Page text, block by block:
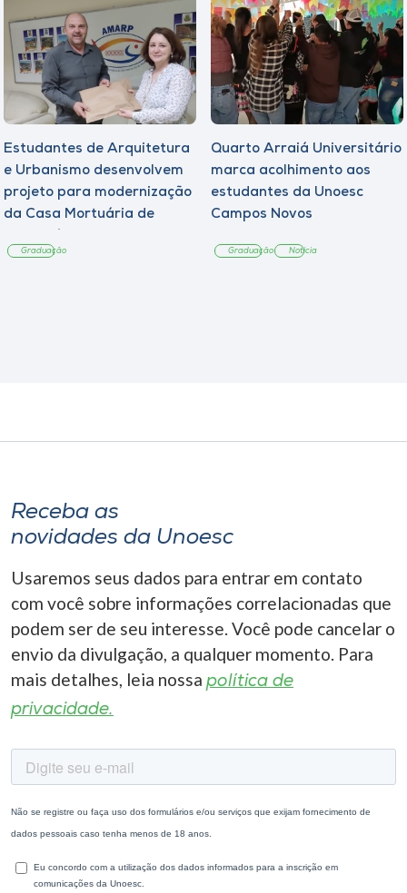
Estudantes de Arquitetura
e Urbanismo desenvolvem
projeto para modernização
da Casa Mortuária de
Graduação
Quarto Arraiá Universitário
marca acolhimento aos
estudantes da Unoesc
Campos Novos
Graduação Notícia
Receba as
novidades da Unoesc
Usaremos seus dados para entrar em contato
com você sobre informações correlacionadas que
podem ser de seu interesse. Você pode cancelar o
envio da divulgação, a qualquer momento. Para
mais detalhes, leia nossa política de
privacidade.